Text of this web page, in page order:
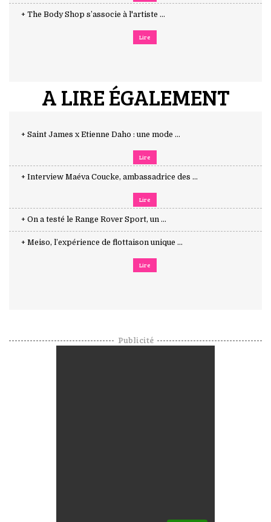
+ The Body Shop s’associe à l'artiste ...
Lire
A LIRE ÉGALEMENT
+ Saint James x Etienne Daho : une mode ...
Lire
+ Interview Maéva Coucke, ambassadrice des ...
Lire
+ On a testé le Range Rover Sport, un ...
+ Meiso, l’expérience de flottaison unique ...
Lire
Publicité